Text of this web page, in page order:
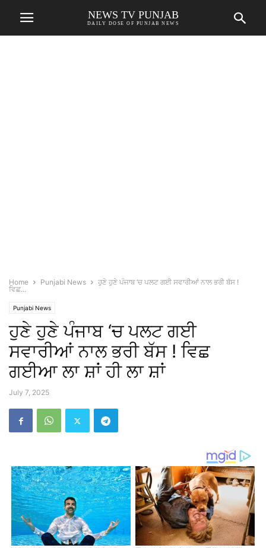
NEWS TV PUNJAB
DAILY DOSE OF PUNJAB NEWS
Home Punjabi News
ਹੁਣੇ ਹੁਣੇ ਪੰਜਾਬ ‘ਚ ਪਲਟ ਗਈ ਸਵਾਰੀਆਂ ਨਾਲ ਭਰੀ ਬੱਸ !
ਵਿਛ...
Punjabi News
ਹੁਣੇ ਹੁਣੇ ਪੰਜਾਬ ‘ਚ ਪਲਟ ਗਈ
ਸਵਾਰੀਆਂ ਨਾਲ ਭਰੀ ਬੱਸ ! ਵਿਛ
ਗਈਆ ਲਾ ਸ਼ਾਂ ਹੀ ਲਾ ਸ਼ਾਂ
July 7, 2025